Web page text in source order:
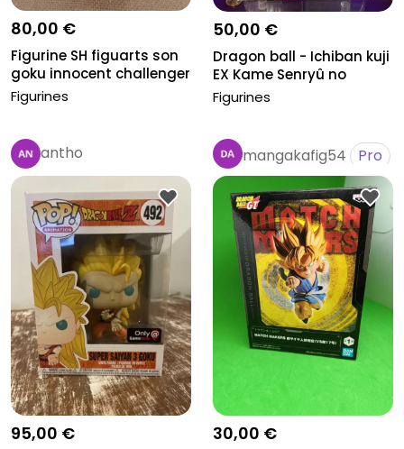
80,00 €
Figurine SH figuarts son
goku innocent challenger
Figurines
50,00 €
Dragon ball - Ichiban kuji
EX Kame Senryû no
Mosa-...
Figurines
antho
95,00 €
mangakafig54 Pro
30,00 €